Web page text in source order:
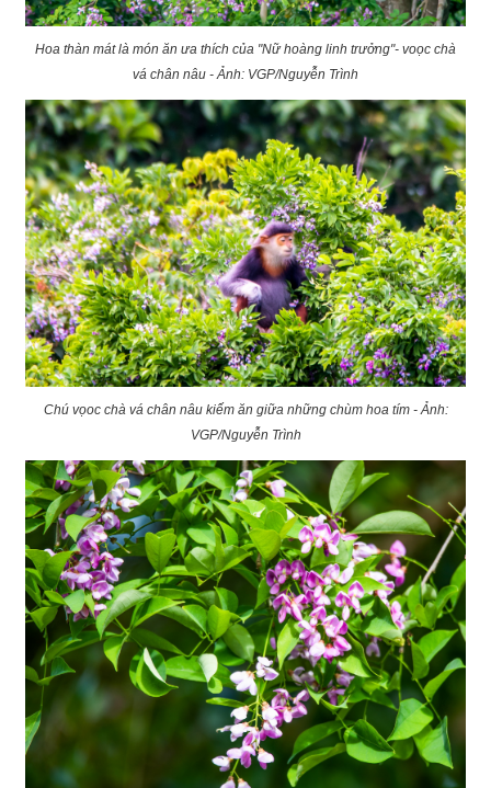
Hoa thàn mát là món ăn ưa thích của "Nữ hoàng linh trưởng"- voọc chà
vá chân nâu - Ảnh: VGP/Nguyễn Trình
Chú vọoc chà vá chân nâu kiếm ăn giữa những chùm hoa tím - Ảnh:
VGP/Nguyễn Trình